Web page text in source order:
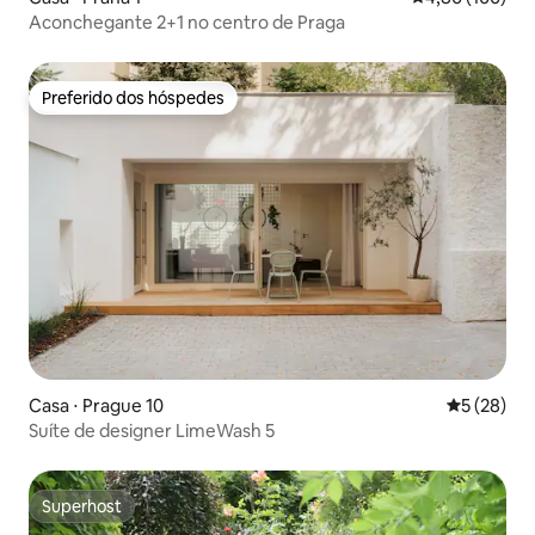
Aconchegante 2+1 no centro de Praga
Preferido dos hóspedes
Preferido dos hóspedes
Casa ⋅ Prague 10 5 de uma
5 (28)
Suíte de designer LimeWash 5
Superhost
Superhost